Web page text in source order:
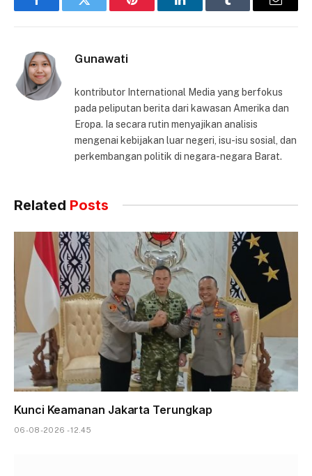
FacebookTwitter Pinterest LinkedInTumblr Email
Gunawati
kontributor International Media yang berfokus
pada peliputan berita dari kawasan Amerika dan
Eropa. Ia secara rutin menyajikan analisis
mengenai kebijakan luar negeri, isu-isu sosial, dan
perkembangan politik di negara-negara Barat.
Related Posts
Kunci Keamanan Jakarta Terungkap
06-08-2026 - 12.45